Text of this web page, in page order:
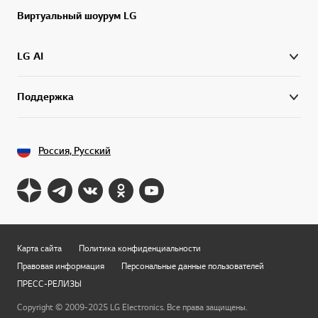
Виртуальный шоурум LG
LG AI
Поддержка
Россия, Русский
Карта сайта
Политика конфиденциальности
Правовая информация
Персональные данные пользователей
ПРЕСС-РЕЛИЗЫ
Copyright © 2009-2025 LG Electronics. Все права защищены.